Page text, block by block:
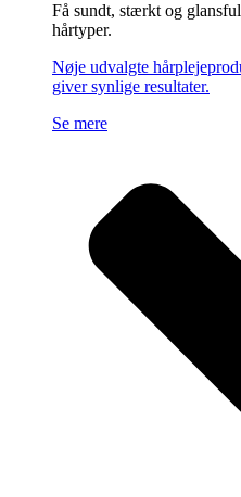
Få sundt, stærkt og
hårtyper.
Nøje udvalgte
giver synlige resultater.
Se mere